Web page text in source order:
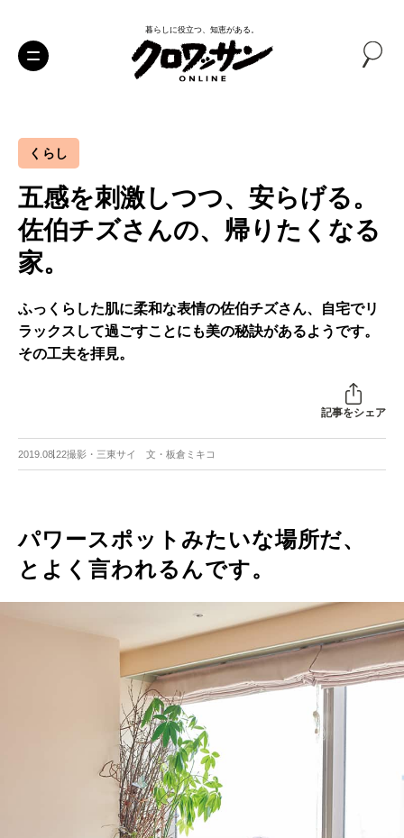
暮らしに役立つ、知恵がある。
くらし
五感を刺激しつつ、安らげる。
佐伯チズさんの、帰りたくなる
家。
ふっくらした肌に柔和な表情の佐伯チズさん、自宅でリ
ラックスして過ごすことにも美の秘訣があるようです。
その工夫を拝見。
記事をシェア
2019.08.22撮影・三東サイ 文・板倉ミキコ
パワースポットみたいな場所だ、
とよく言われるんです。